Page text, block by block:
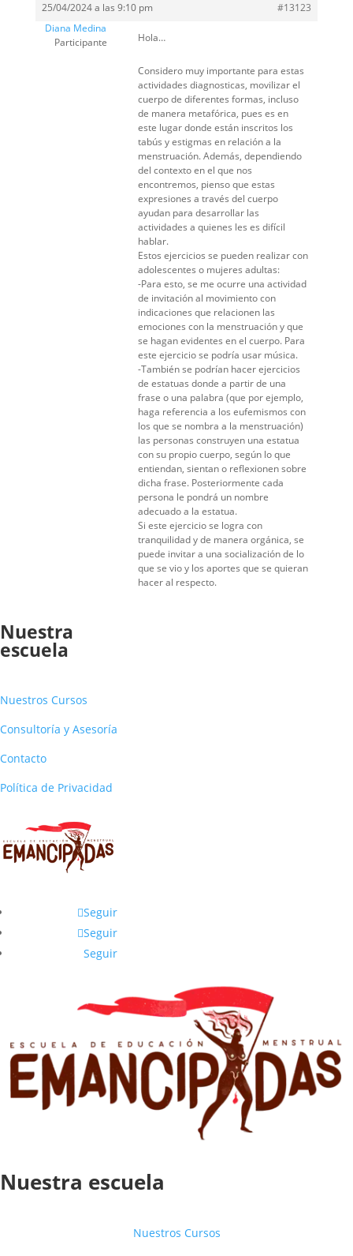
25/04/2024 a las 9:10 pm
#13123
Diana Medina
Participante
Hola…
Considero muy importante para estas
actividades diagnosticas, movilizar el
cuerpo de diferentes formas, incluso
de manera metafórica, pues es en
este lugar donde están inscritos los
tabús y estigmas en relación a la
menstruación. Además, dependiendo
del contexto en el que nos
encontremos, pienso que estas
expresiones a través del cuerpo
ayudan para desarrollar las
actividades a quienes les es difícil
hablar.
Estos ejercicios se pueden realizar con
adolescentes o mujeres adultas:
-Para esto, se me ocurre una actividad
de invitación al movimiento con
indicaciones que relacionen las
emociones con la menstruación y que
se hagan evidentes en el cuerpo. Para
este ejercicio se podría usar música.
-También se podrían hacer ejercicios
de estatuas donde a partir de una
frase o una palabra (que por ejemplo,
haga referencia a los eufemismos con
los que se nombra a la menstruación)
las personas construyen una estatua
con su propio cuerpo, según lo que
entiendan, sientan o reflexionen sobre
dicha frase. Posteriormente cada
persona le pondrá un nombre
adecuado a la estatua.
Si este ejercicio se logra con
tranquilidad y de manera orgánica, se
puede invitar a una socialización de lo
que se vio y los aportes que se quieran
hacer al respecto.
Nuestra
escuela
Nuestros Cursos
Consultoría y Asesoría
Contacto
Política de Privacidad
Seguir
Seguir
Seguir
Nuestra escuela
Nuestros Cursos